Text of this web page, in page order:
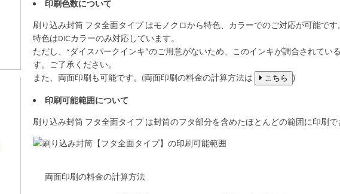
印刷色数について
刷り込み封筒 フタ全面タイプはモノクロから特色、カラーでのご対応が可能です
特色はDICカラーのみ対応しています。
ただし、“ダイスパークインキ”のご用意がないため、このインキが調合されて
す。ご了承ください。
また、両面印刷も可能です。(両面印刷の料金の計算方法は
こちら )
印刷可能範囲について
刷り込み封筒 フタ全面タイプは封筒のフタ部分を含めたほとんどの範囲に印刷で
両面印刷の料金の計算方法